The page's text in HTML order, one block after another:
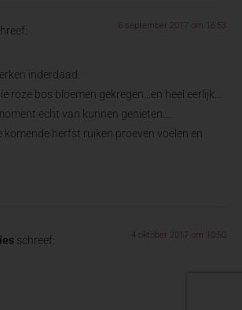
6 september 2017 om 16:53
inderdaad.
roze bos bloemen gekregen…en heel eerlijk…
echt van kunnen genieten….
komende herfst ruiken proeven voelen en
schreef: 4 oktober 2017 om 10:50